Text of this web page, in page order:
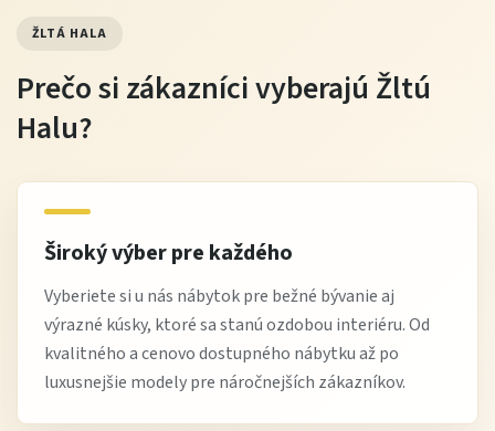
ŽLTÁ HALA
Prečo si zákazníci vyberajú Žltú
Halu?
Široký výber pre každého
Vyberiete si u nás nábytok pre bežné bývanie aj
výrazné kúsky, ktoré sa stanú ozdobou interiéru. Od
kvalitného a cenovo dostupného nábytku až po
luxusnejšie modely pre náročnejších zákazníkov.